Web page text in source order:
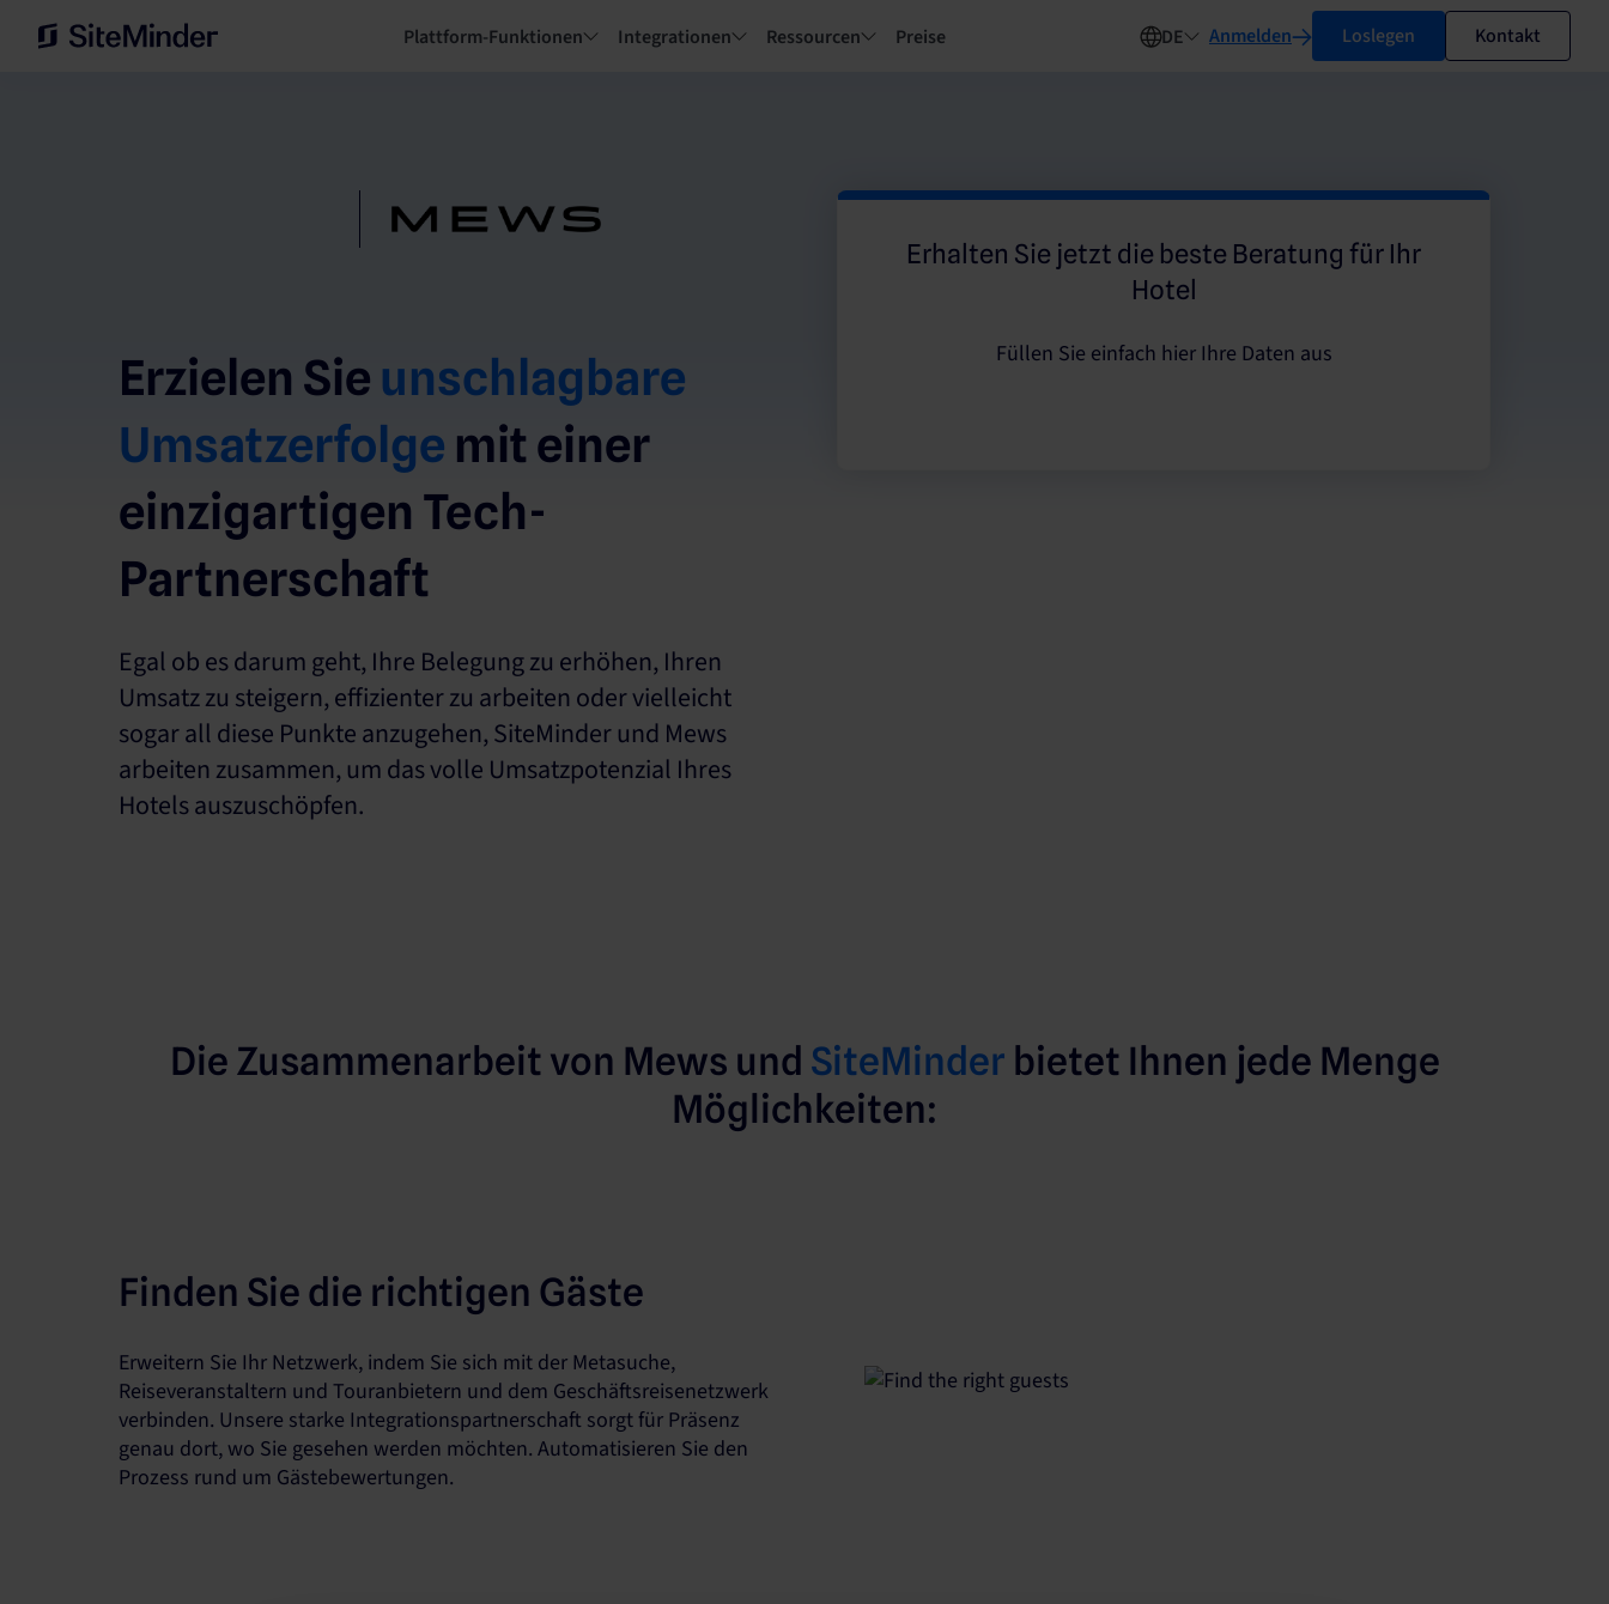
Plattform-Funktionen Integrationen Ressourcen Preise DE Anmelden Loslegen Kontakt
Erzielen Sie unschlagbare
Umsatzerfolge mit einer
einzigartigen Tech-
Partnerschaft
Egal ob es darum geht, Ihre Belegung zu erhöhen, Ihren
Umsatz zu steigern, effizienter zu arbeiten oder vielleicht
sogar all diese Punkte anzugehen, SiteMinder und Mews
arbeiten zusammen, um das volle Umsatzpotenzial Ihres
Hotels auszuschöpfen.
Erhalten Sie jetzt die beste Beratung für Ihr
Hotel
Füllen Sie einfach hier Ihre Daten aus
Die Zusammenarbeit von Mews und SiteMinder bietet Ihnen jede Menge
Möglichkeiten:
Finden Sie die richtigen Gäste
Erweitern Sie Ihr Netzwerk, indem Sie sich mit der Metasuche,
Reiseveranstaltern und Touranbietern und dem Geschäftsreisenetzwerk
verbinden. Unsere starke Integrationspartnerschaft sorgt für Präsenz
genau dort, wo Sie gesehen werden möchten. Automatisieren Sie den
Prozess rund um Gästebewertungen.